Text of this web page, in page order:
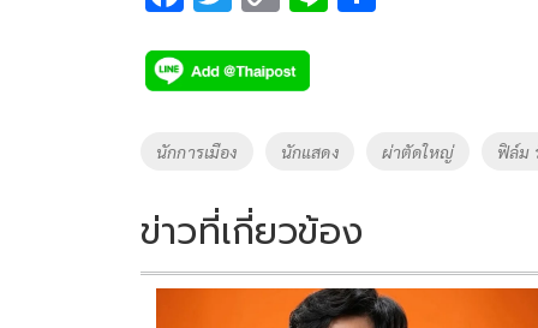
e
b
o
k
tt
er
p
y
Li
k
Tags
นักการเมือง นักแสดง ผ่าตัดใหญ่ ฟิล์ม
ข่าวที่เกี่ยวข้อง